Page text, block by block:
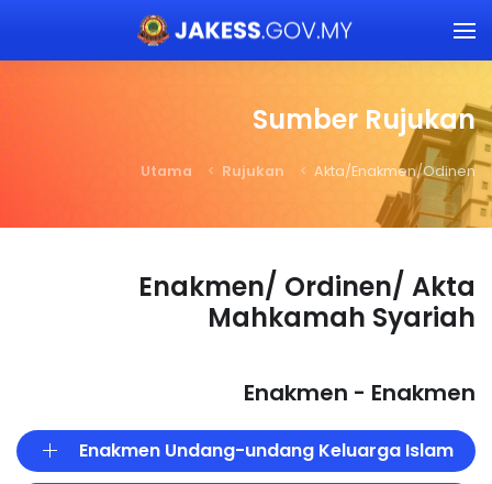
Skip to main content
Sumber Rujukan
Utama Rujukan Akta/Enakmen/Odinen
Enakmen/ Ordinen/ Akta
Mahkamah Syariah
Enakmen - Enakmen
Enakmen Undang-undang Keluarga Islam